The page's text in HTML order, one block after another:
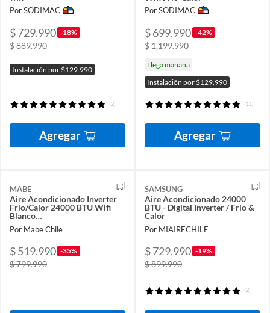
Por SODIMAC
$ 729.990 -18%
$ 889.990
Instalación por $129.990
(2)
Agregar
Por SODIMAC
$ 699.990 -42%
$ 1.199.990
Llega mañana
Instalación por $129.990
(11)
Agregar
MABE
Aire Acondicionado Inverter
Frío/Calor 24000 BTU Wifi
Blanco
MMI24HDBWCA32CH1
Por Mabe Chile
$ 519.990 -35%
$ 799.990
SAMSUNG
Aire Acondicionado 24000
BTU - Digital Inverter / Frío &
Calor
Por MIAIRECHILE
$ 729.990 -19%
$ 899.990
(2)